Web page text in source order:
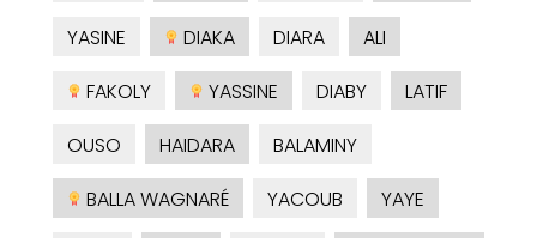
YASINE
DIAKA DIARA
ALI
FAKOLY
YASSINE DIABY
LATIF
OUSO
HAIDARA
BALAMINY
BALLA WAGNARÉ
YACOUB
YAYE